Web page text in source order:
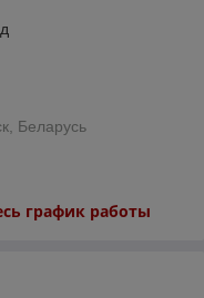
Беларусь
график работы